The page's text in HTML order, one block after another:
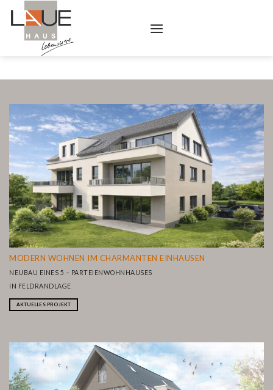
Skip
content
MODERN WOHNEN IM CHARMANTEN EINHAUSEN
NEUBAU EINES 5 – PARTEIENWOHNHAUSES
IN FELDRANDLAGE
AKTUELLES PROJEKT